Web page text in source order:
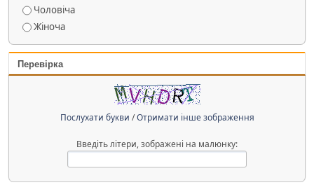
Чоловіча
Жіноча
Перевірка
Послухати букви /Отримати інше зображення
Введіть літери, зображені на малюнку: